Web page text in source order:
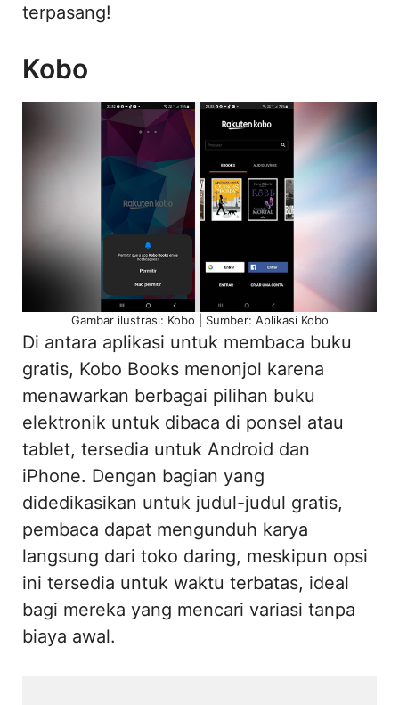
terpasang!
Kobo
Gambar ilustrasi: Kobo | Sumber: Aplikasi Kobo
Di antara aplikasi untuk membaca buku
gratis, Kobo Books menonjol karena
menawarkan berbagai pilihan buku
elektronik untuk dibaca di ponsel atau
tablet, tersedia untuk Android dan
iPhone. Dengan bagian yang
didedikasikan untuk judul-judul gratis,
pembaca dapat mengunduh karya
langsung dari toko daring, meskipun opsi
ini tersedia untuk waktu terbatas, ideal
bagi mereka yang mencari variasi tanpa
biaya awal.